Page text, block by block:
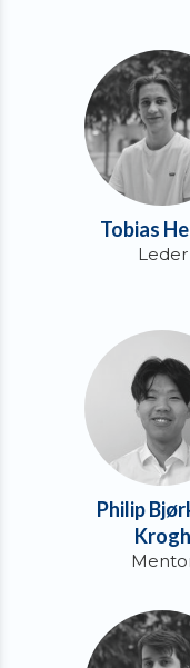
Tobias
Leder
Philip
Krogh